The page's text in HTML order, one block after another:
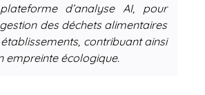
d’analyse AI, pour
des déchets alimentaires
contribuant ainsi
empreinte écologique.